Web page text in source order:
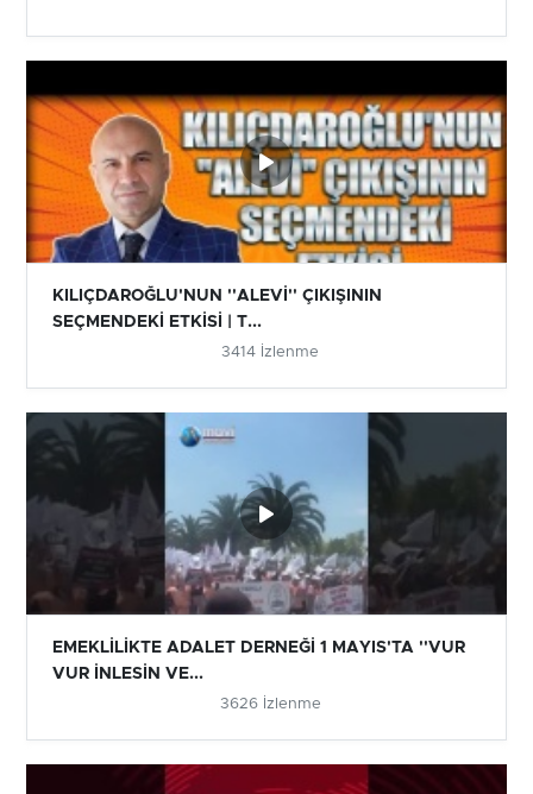
KILIÇDAROĞLU'NUN ''ALEVİ'' ÇIKIŞININ
SEÇMENDEKİ ETKİSİ | T...
3414 İzlenme
EMEKLİLİKTE ADALET DERNEĞİ 1 MAYIS'TA ''VUR
VUR İNLESİN VE...
3626 İzlenme